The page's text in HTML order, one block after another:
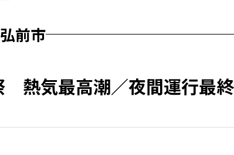
弘前市
熱気最高潮／夜間運行最